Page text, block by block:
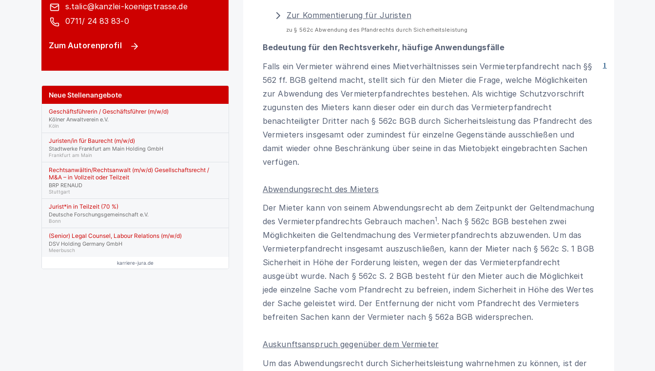
s.talic@kanzlei-koenigstrasse.de
0711/ 24 83 83-0
Zum Autorenprofil
Zur Kommentierung für Juristen
zu § 562c Abwendung des Pfandrechts durch Sicherheitsleistung
Bedeutung für den Rechtsverkehr, häufige Anwendungsfälle
1
Falls ein Vermieter während eines Mietverhältnisses sein Vermieterpfandrecht nach §§
562 ff. BGB geltend macht, stellt sich für den Mieter die Frage, welche Möglichkeiten
zur Abwendung des Vermieterpfandrechtes bestehen. Als wichtige Schutzvorschrift
zugunsten des Mieters kann dieser oder ein durch das Vermieterpfandrecht
benachteiligter Dritter nach§ 562c BGB durch Sicherheitsleistung das Pfandrecht des
Vermieters insgesamt oder zumindest für einzelne Gegenstände ausschließen und
damit wieder ohne Beschränkung über seine in das Mietobjekt eingebrachten Sachen
verfügen.
Abwendungsrecht des Mieters
Der Mieter kann von seinem Abwendungsrecht ab dem Zeitpunkt der Geltendmachung
des Vermieterpfandrechts Gebrauch machen1. Nach § 562c BGB bestehen zwei
Möglichkeiten die Geltendmachung des Vermieterpfandrechts abzuwenden. Um das
Vermieterpfandrecht insgesamt auszuschließen, kann der Mieter nach§ 562c S. 1 BGB
Sicherheit in Höhe der Forderung leisten, wegen der das Vermieterpfandrecht
ausgeübt wurde. Nach § 562c S. 2 BGB besteht für den Mieter auch die Möglichkeit
jede einzelne Sache vom Pfandrecht zu befreien, indem Sicherheit in Höhe des Wertes
der Sache geleistet wird. Der Entfernung der nicht vom Pfandrecht des Vermieters
befreiten Sachen kann der Vermieter nach § 562a BGB widersprechen.
Auskunftsanspruch gegenüber dem Vermieter
Um das Abwendungsrecht durch Sicherheitsleistung wahrnehmen zu können, ist der